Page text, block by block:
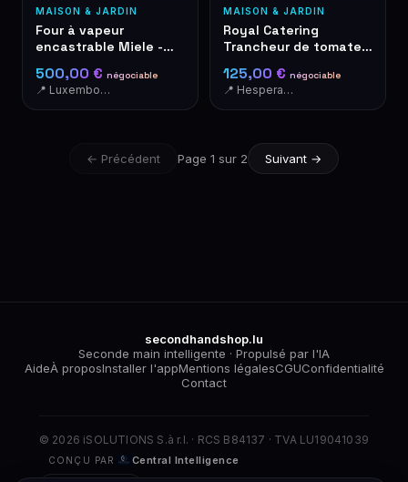
MAISON & JARDIN
Four à vapeur
encastrable Miele -
500,00 € négociable
📍 Luxembourg
MAISON & JARDIN
Royal Catering
Trancheur de tomates
125,00 € négociable
📍 Hesperange
← Précédent Page 1 sur 2 Suivant →
secondhandshop.lu
Seconde main intelligente · Propulsé par l'IA
AideÀ proposInstaller l'appMentions légalesCGUConfidentialité
Contact
© 2026 iSOLUTIONS S.à r.l. · RCS B84137 · TVA LU19041039
CONÇU PAR Central Intelligence